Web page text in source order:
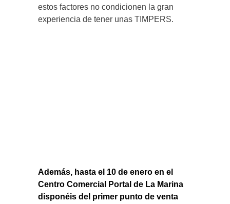
estos factores no condicionen la gran
experiencia de tener unas TIMPERS.
Además, hasta el 10 de enero en el
Centro Comercial Portal de La Marina
disponéis del primer punto de venta